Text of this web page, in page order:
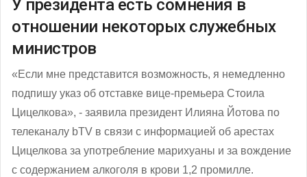
У президента есть сомнения в
отношении некоторых служебных
министров
«Если мне представится возможность, я немедленно
подпишу указ об отставке вице-премьера Стоила
Цицелкова», - заявила президент Илияна Йотова по
телеканалу bTV в связи с информацией об арестах
Цицелкова за употребление марихуаны и за вождение
с содержанием алкоголя в крови 1,2 промилле.